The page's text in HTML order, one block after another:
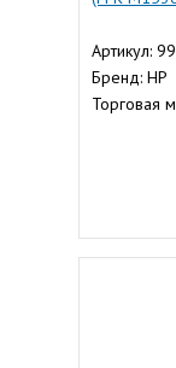
Артикул:
Бренд: HP
Торговая